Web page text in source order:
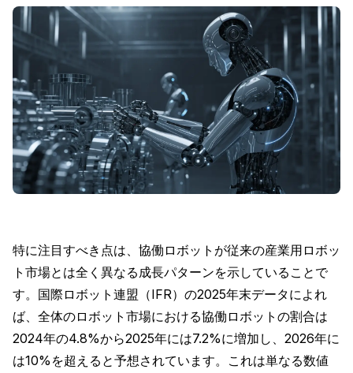
特に注目すべき点は、協働ロボットが従来の産業用ロボッ
ト市場とは全く異なる成長パターンを示していることで
す。国際ロボット連盟（IFR）の2025年末データによれ
ば、全体のロボット市場における協働ロボットの割合は
2024年の4.8%から2025年には7.2%に増加し、2026年に
は10%を超えると予想されています。これは単なる数値